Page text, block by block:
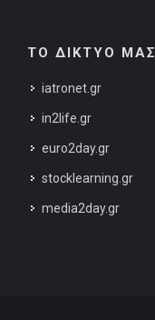
ΤΟ ΔΙΚΤΥΟ ΜΑΣ
iatronet.gr
in2life.gr
euro2day.gr
stocklearning.gr
media2day.gr